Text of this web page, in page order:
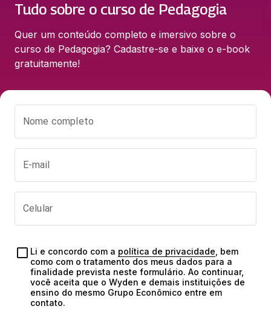
Tudo sobre o curso de Pedagogia
Quer um conteúdo completo e imersivo sobre o
curso de Pedagogia? Cadastre-se e baixe o e-book
gratuitamente!
Nome completo
E-mail
Celular
Li e concordo com a política de privacidade , bem
como com o tratamento dos meus dados para a
finalidade prevista neste formulário. Ao continuar,
você aceita que o Wyden e demais instituições de
ensino do mesmo Grupo Econômico entre em
contato.